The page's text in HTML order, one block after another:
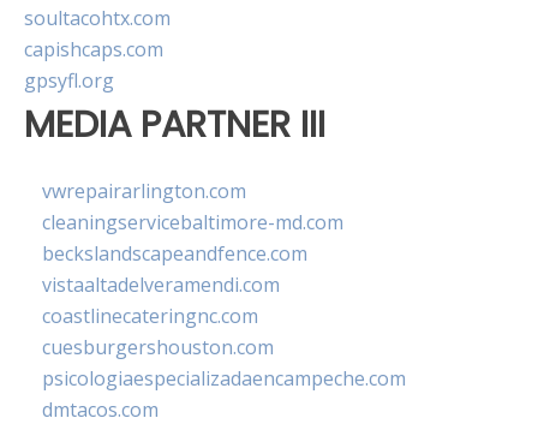
soultacohtx.com
capishcaps.com
gpsyfl.org
MEDIA PARTNER III
vwrepairarlington.com
cleaningservicebaltimore-md.com
beckslandscapeandfence.com
vistaaltadelveramendi.com
coastlinecateringnc.com
cuesburgershouston.com
psicologiaespecializadaencampeche.com
dmtacos.com